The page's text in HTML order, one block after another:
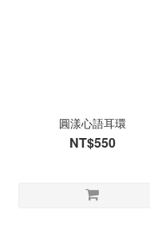
圓漾心語耳環
NT$550